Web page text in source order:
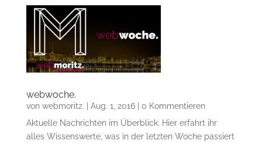
webwoche.
von webmoritz. Aug. 1, 2016| 0 Kommentieren
Aktuelle Nachrichten im Überblick. Hier erfahrt ihr
alles Wissenswerte, was in der letzten Woche passiert